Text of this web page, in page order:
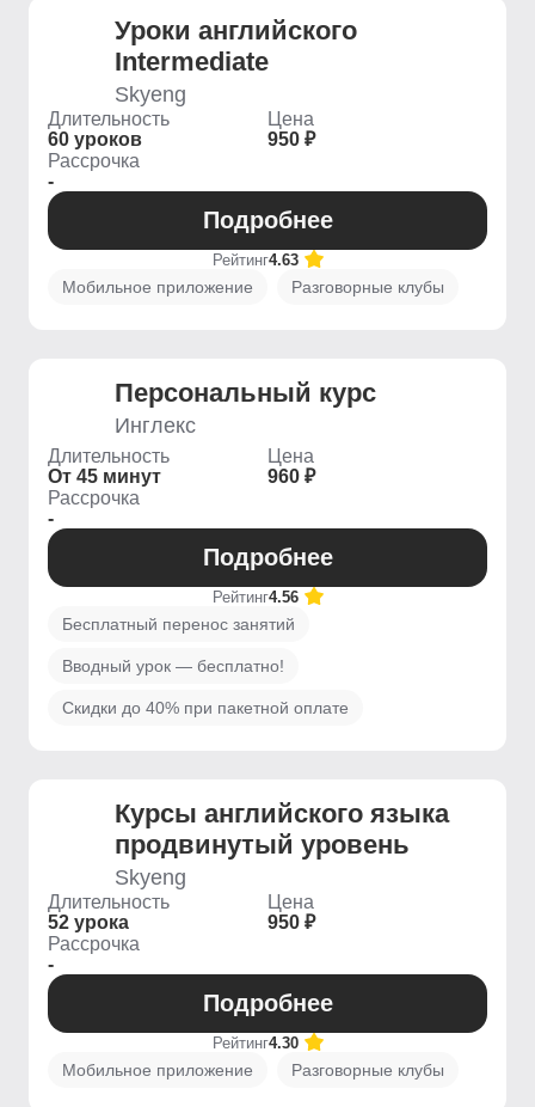
Уроки английского
Intermediate
Skyeng
Длительность
60 уроков
Цена
950 ₽
Рассрочка
-
Подробнее
Рейтинг4.63
Мобильное приложение Разговорные клубы
Персональный курс
Инглекс
Длительность
От 45 минут
Цена
960 ₽
Рассрочка
-
Подробнее
Рейтинг4.56
Бесплатный перенос занятий
Вводный урок — бесплатно!
Скидки до 40% при пакетной оплате
Курсы английского языка
продвинутый уровень
Skyeng
Длительность
52 урока
Цена
950 ₽
Рассрочка
-
Подробнее
Рейтинг4.30
Мобильное приложение Разговорные клубы